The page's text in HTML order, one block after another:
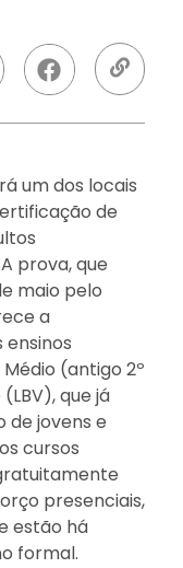
um dos locais
de
prova, que
maio pelo
a
(antigo 2º
que já
de jovens e
cursos
presenciais,
estão há
formal.